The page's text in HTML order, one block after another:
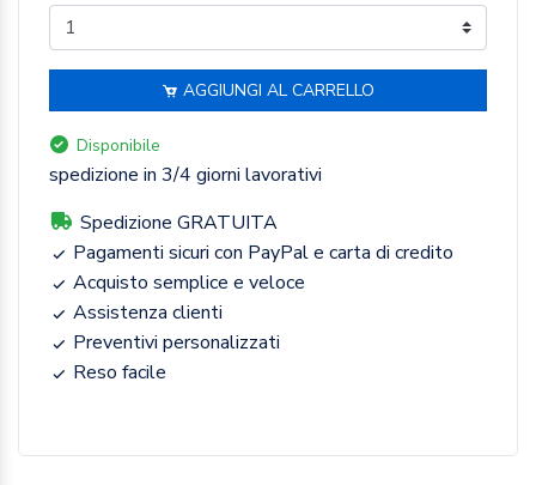
AGGIUNGI AL CARRELLO
Disponibile
spedizione in 3/4 giorni lavorativi
Spedizione GRATUITA
Pagamenti sicuri con PayPal e carta di credito
Acquisto semplice e veloce
Assistenza clienti
Preventivi personalizzati
Reso facile